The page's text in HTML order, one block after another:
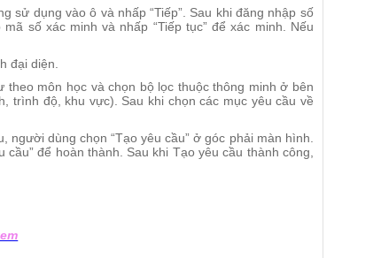
sử dụng vào ô và nhấp “Tiếp”. Sau khi đăng nhập số
số xác minh và nhấp “Tiếp tục” để xác minh. Nếu
đại diện.
môn học và chọn bộ lọc thuộc thông minh ở bên
trình độ, khu vực). Sau khi chọn các mục yêu cầu về
dùng chọn “Tạo yêu cầu” ở góc phải màn hình.
để hoàn thành. Sau khi Tạo yêu cầu thành công,